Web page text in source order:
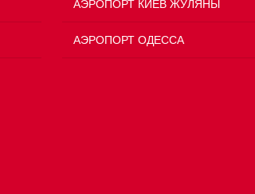
АЭРОПОРТ КИЕВ ЖУЛЯНЫ
АЭРОПОРТ ОДЕССА